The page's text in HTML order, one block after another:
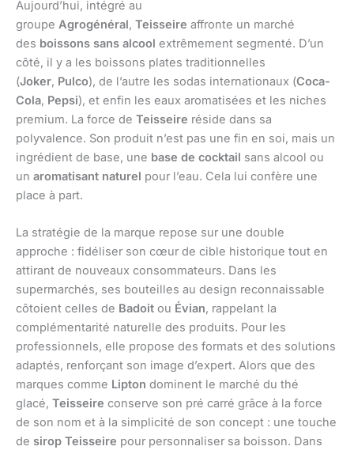
Aujourd’hui, intégré au
groupe Agrogénéral, Teisseire affronte un marché
des boissons sans alcool extrêmement segmenté. D’un
côté, il y a les boissons plates traditionnelles
(Joker, Pulco), de l’autre les sodas internationaux (Coca-
Cola, Pepsi), et enfin les eaux aromatisées et les niches
premium. La force de Teisseire réside dans sa
polyvalence. Son produit n’est pas une fin en soi, mais un
ingrédient de base, une base de cocktail sans alcool ou
un aromatisant naturel pour l’eau. Cela lui confère une
place à part.
La stratégie de la marque repose sur une double
approche : fidéliser son cœur de cible historique tout en
attirant de nouveaux consommateurs. Dans les
supermarchés, ses bouteilles au design reconnaissable
côtoient celles de Badoit ou Évian, rappelant la
complémentarité naturelle des produits. Pour les
professionnels, elle propose des formats et des solutions
adaptés, renforçant son image d’expert. Alors que des
marques comme Lipton dominent le marché du thé
glacé, Teisseire conserve son pré carré grâce à la force
de son nom et à la simplicité de son concept : une touche
de sirop Teisseire pour personnaliser sa boisson. Dans